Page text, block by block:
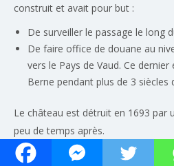
construit et avait pour but :
De surveiller le passage le long
De faire office de douane au
vers le Pays de Vaud. Ce
Berne pendant plus de 3 siècles
Le château est détruit en 1693 par
peu de temps après.
Les particularités autour du